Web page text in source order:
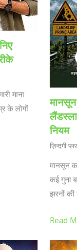
माना
के लोगों
नियम
ज़िन्दगी
मानसून
कई गुना
झरनों
Read